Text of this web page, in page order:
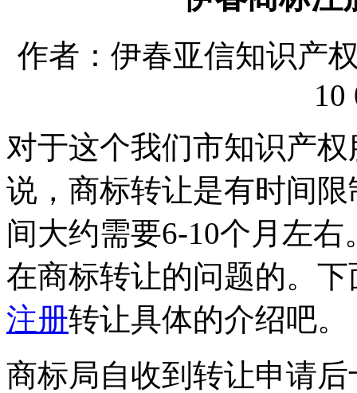
作者：伊春亚信知识产
10
对于这个我们市知识产
说，商标转让是有时间
间大约需要6-10个月左
在商标转让的问题的。
注册转让具体的介绍吧。
商标局自收到转让申请